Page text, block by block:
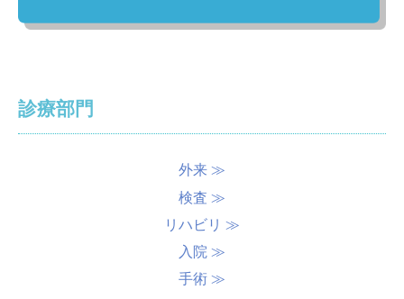
診療部門
外来 ≫
検査 ≫
リハビリ ≫
入院 ≫
手術 ≫